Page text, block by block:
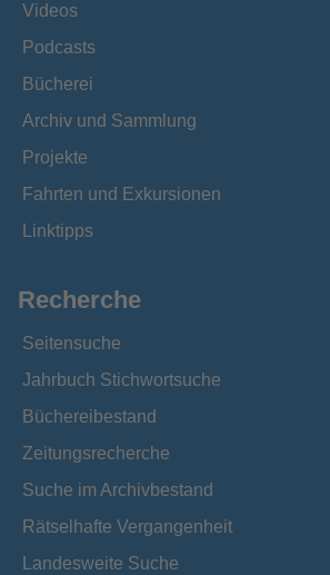
Videos
Podcasts
Bücherei
Archiv und Sammlung
Projekte
Fahrten und Exkursionen
Linktipps
Recherche
Seitensuche
Jahrbuch Stichwortsuche
Büchereibestand
Zeitungsrecherche
Suche im Archivbestand
Rätselhafte Vergangenheit
Landesweite Suche